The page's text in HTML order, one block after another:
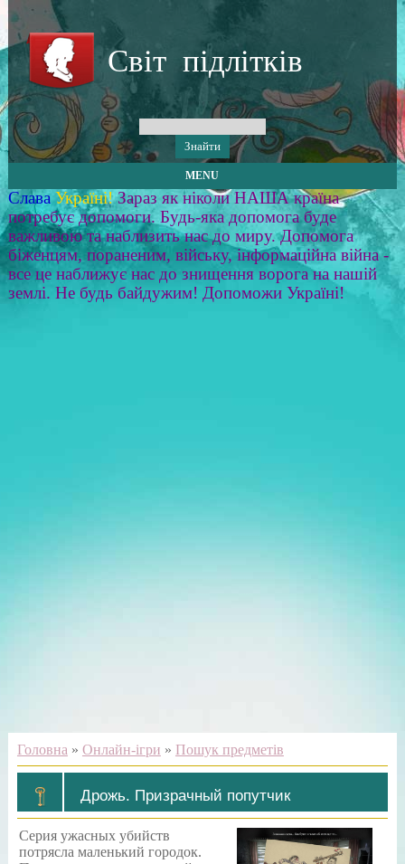
Світ підлітків
MENU
Слава Україні! Зараз як ніколи НАША країна
потребує допомоги. Будь-яка допомога буде
важливою та наблизить нас до миру. Допомога
біженцям, пораненим, війську, інформаційна війна -
все це наближує нас до знищення ворога на нашій
землі. Не будь байдужим! Допоможи Україні!
Головна » Онлайн-ігри » Пошук предметів
Дрожь. Призрачный попутчик
Серия ужасных убийств
потрясла маленький городок.